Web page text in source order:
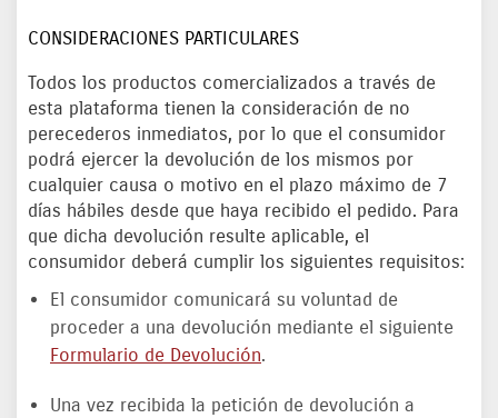
CONSIDERACIONES PARTICULARES
Todos los productos comercializados a través de
esta plataforma tienen la consideración de no
perecederos inmediatos, por lo que el consumidor
podrá ejercer la devolución de los mismos por
cualquier causa o motivo en el plazo máximo de 7
días hábiles desde que haya recibido el pedido. Para
que dicha devolución resulte aplicable, el
consumidor deberá cumplir los siguientes requisitos:
El consumidor comunicará su voluntad de
proceder a una devolución mediante el siguiente
Formulario de Devolución.
Una vez recibida la petición de devolución a